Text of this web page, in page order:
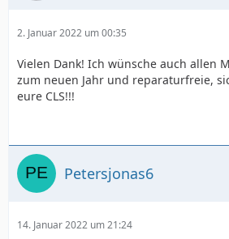
2. Januar 2022 um 00:35
Vielen Dank! Ich wünsche auch allen
zum neuen Jahr und reparaturfreie,
eure CLS!!!
Petersjonas6
14. Januar 2022 um 21:24